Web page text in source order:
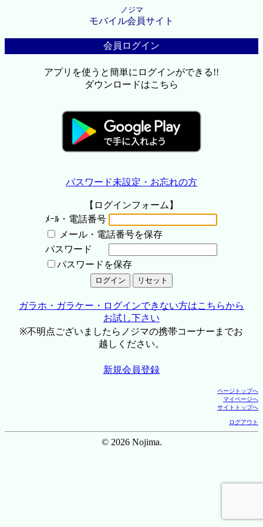
ノジマ
モバイル会員サイト
会員ログイン
アプリを使うと簡単にログインができる!!
ダウンロードはこちら
パスワード未設定・お忘れの方
【ログインフォーム】
ﾒｰﾙ・電話番号
メール・電話番号を保存
パスワード
パスワードを保存
ガラホ・ガラケー・ログインできない方はこちらから
お試し下さい
※不明点ございましたらノジマの携帯コーナーまでお
越しください。
新規会員登録
ページトップへ
マイページへ
サイトトップへ
ログアウト
© 2026 Nojima.